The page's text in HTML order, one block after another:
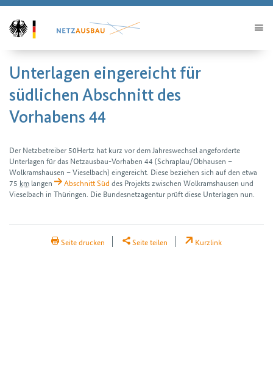
Unterlagen eingereicht für
südlichen Abschnitt des
Vorhabens 44
Der Netzbetreiber 50Hertz hat kurz vor dem Jahres­wechsel angeforderte
Unterlagen für das Netzausbau-Vorhaben 44 (Schraplau/Obhausen –
Wolkramshausen – Vieselbach) eingereicht. Diese beziehen sich auf den etwa
75 km langen Abschnitt Süd des Projekts zwischen Wolkramshausen und
Vieselbach in Thüringen. Die Bundes­netz­agentur prüft diese Unterlagen nun.
Seite drucken Seite teilen Kurzlink